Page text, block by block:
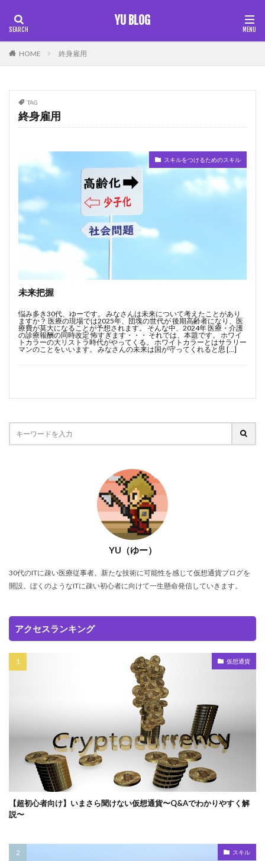
YU BLOG
HOME 終身雇用
TAG
終身雇用
スキルをつけるためのスキル
未来把握
悩み多き30代、ゆーです。 みなさんは未来について考えたことがあり
ますか？ 医療の現場では2025年、団塊の世代が 後期高齢者になり、医
療費が莫大になることが予想されます。 そんな中、2024年 医療・介護
の診療報酬の同時改定 怖すぎます・・・ それでは、本題です。 ホワイ
トカラーの大リストラ時代がやってくる。 ホワイトカラーとはサラリー
マンのことをいいます。 みなさんの未来は国が守ってくれると思 […]
YU（ゆー）
30代のITに疎い医療従事者。新たな技術に可能性を感じて仮想通貨ブログを
開設。ぼくのようなITに疎い初心者に向けて一生懸命発信していきます。
アクセスランキング
仮想通貨
【超初心者向け】いまさら聞けない仮想通貨〜Q&Aでわかりやすく解
説〜
スキル
タグ
100×100の方式 未来把握
伝えるスキル
外国人雇用
希少価値
捨てなければいけない思考
本は聞け
仕事
終身雇用 継続スキル
自己変革準備
視野を広げる
仮想通貨 初心者
ワークライフバランス
ストーリーを売る
MUP
アウトプット
ロジカルシンキング
フェルミ推定
ブランディング
ブログ初投稿
ブログ開設
マインドセット